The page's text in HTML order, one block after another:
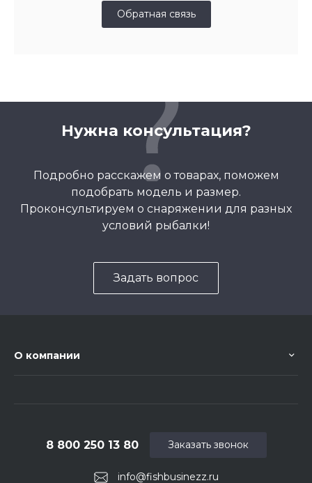
Обратная связь
Нужна консультация?
Подробно расскажем о товарах, поможем
подобрать модель и размер.
Проконсультируем о снаряжении для разных
условий рыбалки!
Задать вопрос
О компании
info@fishbusinezz.ru
8 800 250 13 80 Заказать звонок